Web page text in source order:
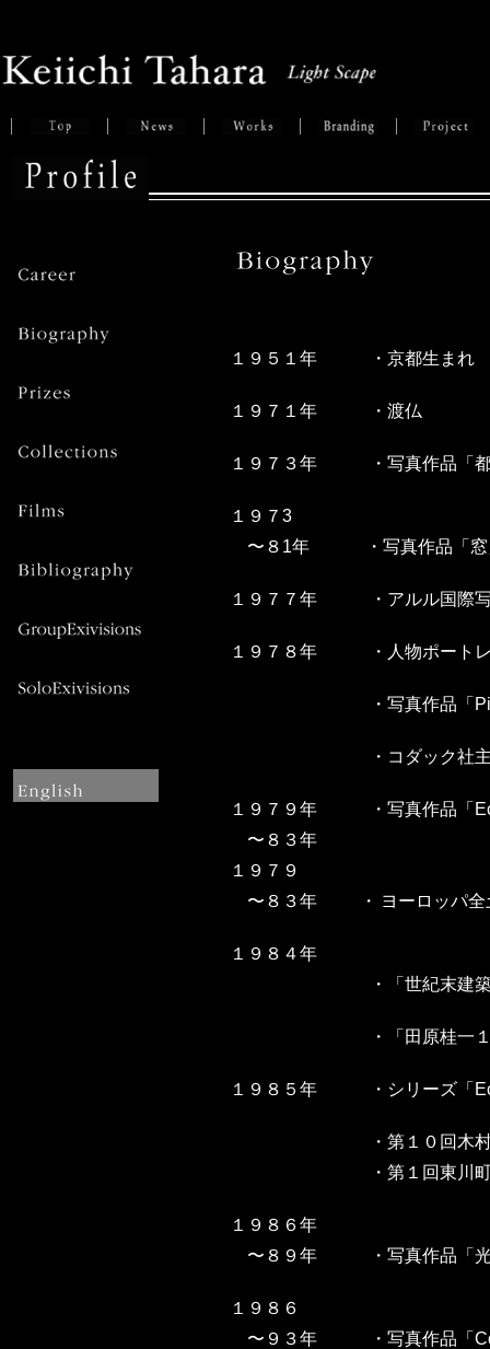
１９５１年 ・京都生まれ
１９７１年 ・ 渡仏
１９７３年 ・ 写真作品「
１９７3
〜８1年
・ 写真作品「
１９７７年 ・ アルル国際
１９７８年 ・ 人物ポート
・ 写真作品「
・ コダック社
１９７９年 ・ 写真作品「
〜８３年
１９７９
〜８３年
・ ヨーロッパ
１９８４年
・
「世紀末建
・ 「田原桂一
１９８５年 ・ シリーズ「
・ 第１０回木
・ 第１回東川
１９８６年
〜８９年
・ 写真作品「
１９８６
〜９３年
・ 写真作品「